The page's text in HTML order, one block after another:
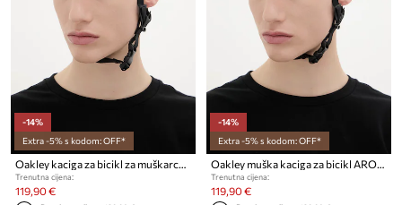
-14%
Extra -5% s kodom: OFF*
Oakley kaciga za bicikl za muškarce ARO3 Endurance
Trenutna cijena:
119,90 €
-14%
Extra -5% s kodom: OFF*
Oakley muška kaciga za bicikl ARO3 Endurance
Trenutna cijena:
119,90 €